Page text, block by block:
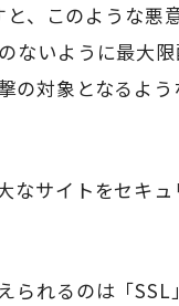
、このような悪
ないように最大
の対象となるよ
なサイトをセキ
れるのは「SSL